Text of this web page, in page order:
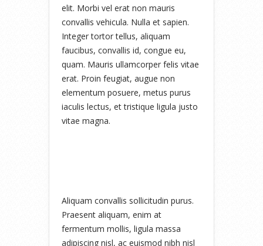
elit. Morbi vel erat non mauris
convallis vehicula. Nulla et sapien.
Integer tortor tellus, aliquam
faucibus, convallis id, congue eu,
quam. Mauris ullamcorper felis vitae
erat. Proin feugiat, augue non
elementum posuere, metus purus
iaculis lectus, et tristique ligula justo
vitae magna.
Aliquam convallis sollicitudin purus.
Praesent aliquam, enim at
fermentum mollis, ligula massa
adipiscing nisl, ac euismod nibh nisl